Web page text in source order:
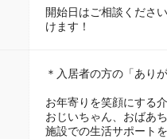
開始日はご相談くだ
けます！
＊入居者の方の「あり
お年寄りを笑顔にする
おじいちゃん、おばあ
施設での生活サポート